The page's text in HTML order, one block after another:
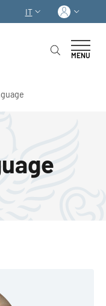
SELETTORE LINGUA:
IT
MENU